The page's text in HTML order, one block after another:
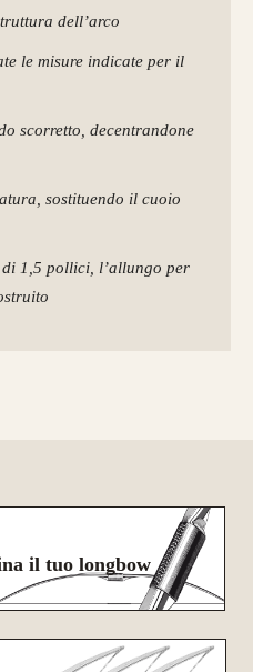
dell’arco
le misure indicate per il
scorretto, decentrandone
sostituendo il cuoio
di 1,5 pollici, l’allungo per
il tuo longbow